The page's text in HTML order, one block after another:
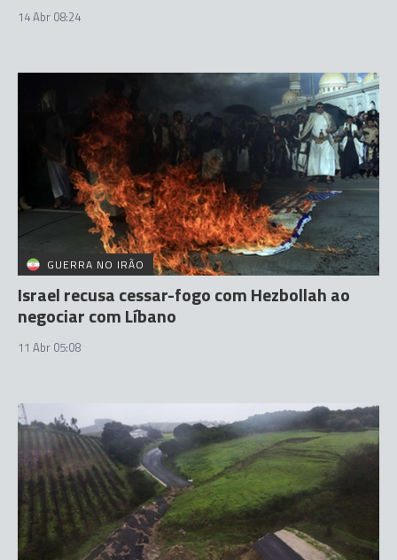
14 Abr 08:24
GUERRA NO IRÃO
Israel recusa cessar-fogo com Hezbollah ao
negociar com Líbano
11 Abr 05:08